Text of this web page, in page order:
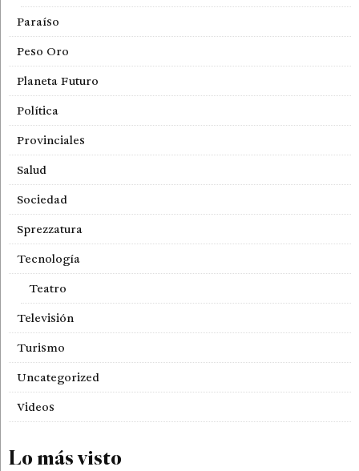
Paraíso
Peso Oro
Planeta Futuro
Política
Provinciales
Salud
Sociedad
Sprezzatura
Tecnología
Teatro
Televisión
Turismo
Uncategorized
Videos
Lo más visto